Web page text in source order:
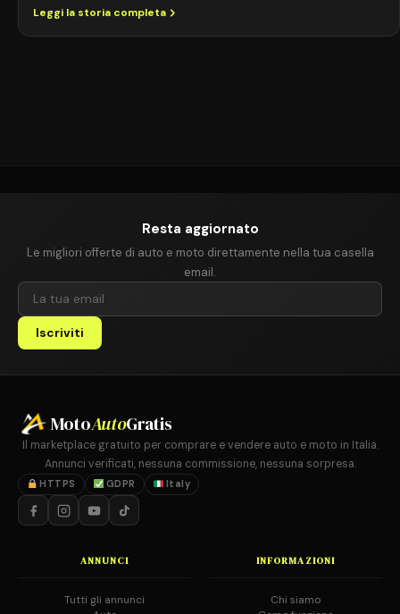
e consigli per l’acquisto. La Lancia Ypsilon è una delle citycar
Leggi la storia completa
Resta aggiornato
Le migliori offerte di auto e moto direttamente nella tua casella
email.
Iscriviti
MotoAutoGratis
Il marketplace gratuito per comprare e vendere auto e moto in Italia.
Annunci verificati, nessuna commissione, nessuna sorpresa.
HTTPS GDPR Italy
ANNUNCI
Tutti gli annunci
INFORMAZIONI
Chi siamo